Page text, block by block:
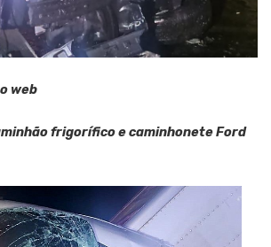
web
frigorífico e caminhonete Ford